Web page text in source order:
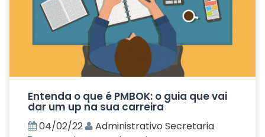
Entenda o que é PMBOK: o guia que vai
dar um up na sua carreira
04/02/22
Administrativo Secretaria